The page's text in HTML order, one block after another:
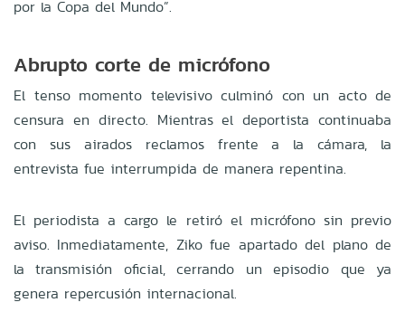
por la Copa del Mundo”.
Abrupto corte de micrófono
El tenso momento televisivo culminó con un acto de
censura en directo. Mientras el deportista continuaba
con sus airados reclamos frente a la cámara, la
entrevista fue interrumpida de manera repentina.
El periodista a cargo le retiró el micrófono sin previo
aviso. Inmediatamente, Ziko fue apartado del plano de
la transmisión oficial, cerrando un episodio que ya
genera repercusión internacional.